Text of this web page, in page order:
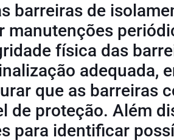
barreiras de
manutenções
física das
adequada,
que as barreiras
de proteção. Além
para identificar